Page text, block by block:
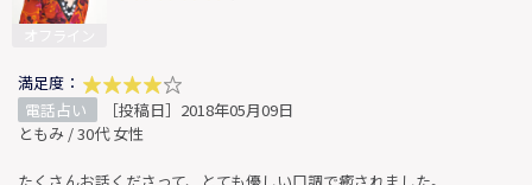
満足度：
電話占い
［投稿日］2018年05月09日
ともみ / 30代 女性